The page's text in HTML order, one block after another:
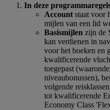
In deze
Account staat voor
mijlen van een lid
Basismijlen zijn de
kan verdienen in
voor het boeken en
kwalificerende
toegepast
niveaubonussen),
volgende
tot kwalificerende
Economy Class